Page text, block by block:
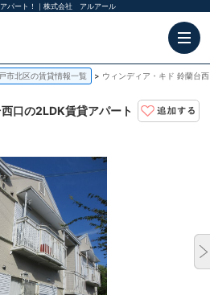
パート！｜株式会社 アルアール
市北区の賃貸情報一覧 ウィンディア・キド 鈴蘭台
口の2LDK賃貸アパート